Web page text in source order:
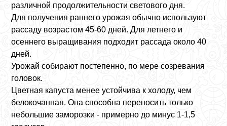
различной продолжительности светового дня.
Для получения раннего урожая обычно используют
рассаду возрастом 45-60 дней. Для летнего и
осеннего выращивания подходит рассада около 40
дней.
Урожай собирают постепенно, по мере созревания
головок.
Цветная капуста менее устойчива к холоду, чем
белокочанная. Она способна переносить только
небольшие заморозки - примерно до минус 1-1,5